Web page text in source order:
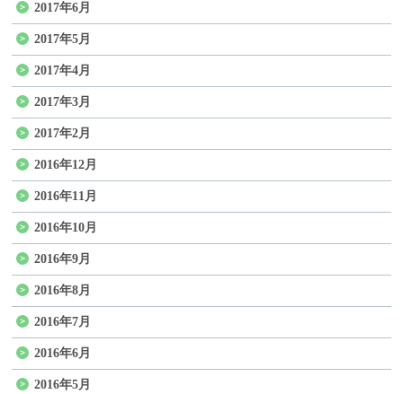
2017年6月
2017年5月
2017年4月
2017年3月
2017年2月
2016年12月
2016年11月
2016年10月
2016年9月
2016年8月
2016年7月
2016年6月
2016年5月